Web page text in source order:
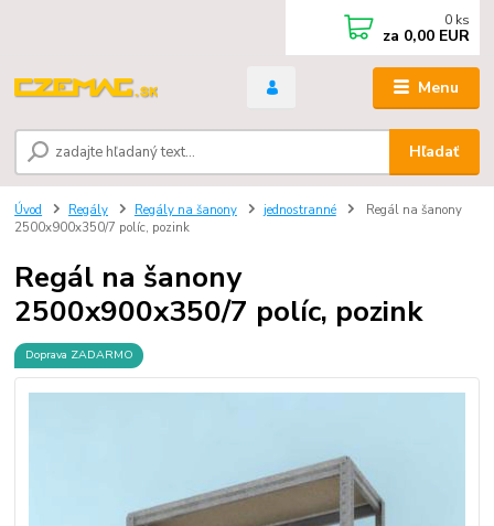
Menu
Hľadať
0 ks
za 0,00 EUR
Úvod Regály Regály na šanony jednostranné
Regál na šanony
2500x900x350/7 políc, pozink
Regál na šanony
2500x900x350/7 políc, pozink
Doprava ZADARMO